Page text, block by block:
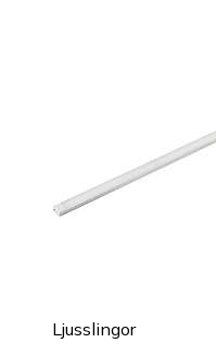
Ljusslingor